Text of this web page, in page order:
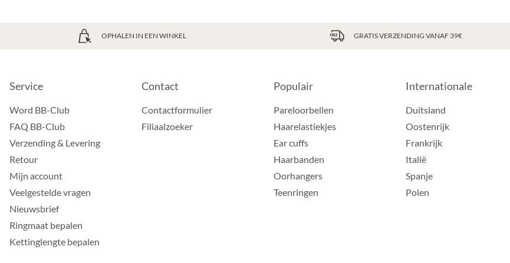
OPHALEN IN EEN WINKEL GRATIS VERZENDING VANAF 39€
Service
Word BB-Club
FAQ BB-Club
Verzending & Levering
Retour
Mijn account
Veelgestelde vragen
Nieuwsbrief
Ringmaat bepalen
Kettinglengte bepalen
Contact
Contactformulier
Filiaalzoeker
Populair
Pareloorbellen
Haarelastiekjes
Ear cuffs
Haarbanden
Oorhangers
Teenringen
Internationale
Duitsland
Oostenrijk
Frankrijk
Italië
Spanje
Polen